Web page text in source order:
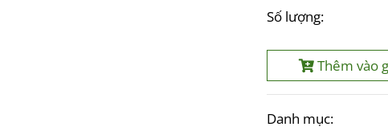
Số lượng:
Thêm vào
Danh mục: